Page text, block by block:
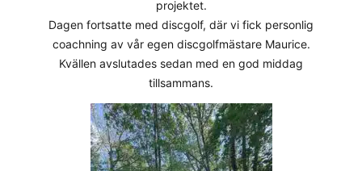
projektet.
Dagen fortsatte med discgolf, där vi fick personlig
coachning av vår egen discgolfmästare Maurice.
Kvällen avslutades sedan med en god middag
tillsammans.